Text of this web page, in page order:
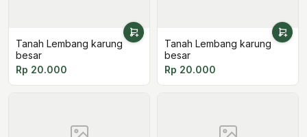
Tanah Lembang karung
besar
Rp 20.000
Tanah Lembang karung
besar
Rp 20.000